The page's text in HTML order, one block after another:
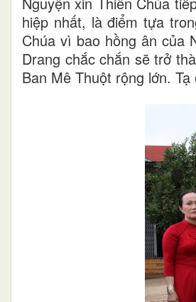
hiệp nhất, là điểm tựa
Chúa vì bao hồng ân của
Drang chắc chắn sẽ trở
Ban Mê Thuột rộng lớn.